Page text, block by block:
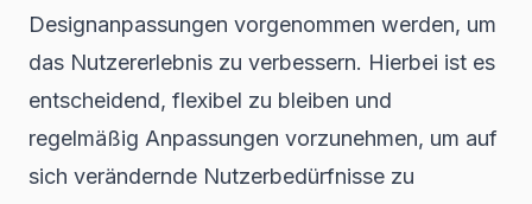
Designanpassungen vorgenommen werden, um
das Nutzererlebnis zu verbessern. Hierbei ist es
entscheidend, flexibel zu bleiben und
regelmäßig Anpassungen vorzunehmen, um auf
sich verändernde Nutzerbedürfnisse zu